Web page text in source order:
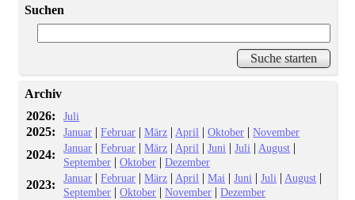
Suchen
Archiv
2026:
Juli
2025: Januar |Februar |März |April |Oktober |November
2024: Januar |Februar |März |April |Juni |Juli |August
September |Oktober |Dezember
2023: Januar |Februar |März |April |Mai |Juni |Juli |August
September |Oktober |November |Dezember